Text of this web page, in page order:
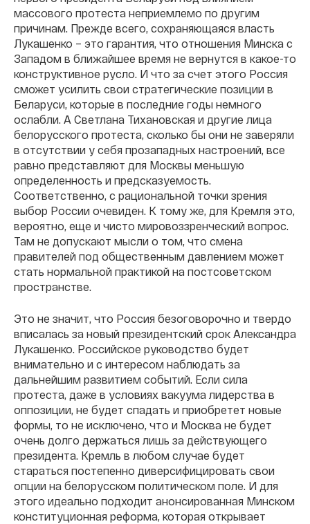
массового протеста неприемлемо по другим
причинам. Прежде всего, сохраняющаяся власть
Лукашенко – это гарантия, что отношения Минска с
Западом в ближайшее время не вернутся в какое-то
конструктивное русло. И что за счет этого Россия
сможет усилить свои стратегические позиции в
Беларуси, которые в последние годы немного
ослабли. А Светлана Тихановская и другие лица
белорусского протеста, сколько бы они не заверяли
в отсутствии у себя прозападных настроений, все
равно представляют для Москвы меньшую
определенность и предсказуемость.
Соответственно, с рациональной точки зрения
выбор России очевиден. К тому же, для Кремля это,
вероятно, еще и чисто мировоззренческий вопрос.
Там не допускают мысли о том, что смена
правителей под общественным давлением может
стать нормальной практикой на постсоветском
пространстве.
Это не значит, что Россия безоговорочно и твердо
вписалась за новый президентский срок Александра
Лукашенко. Российское руководство будет
внимательно и с интересом наблюдать за
дальнейшим развитием событий. Если сила
протеста, даже в условиях вакуума лидерства в
оппозиции, не будет спадать и приобретет новые
формы, то не исключено, что и Москва не будет
очень долго держаться лишь за действующего
президента. Кремль в любом случае будет
стараться постепенно диверсифицировать свои
опции на белорусском политическом поле. И для
этого идеально подходит анонсированная Минском
конституционная реформа, которая открывает